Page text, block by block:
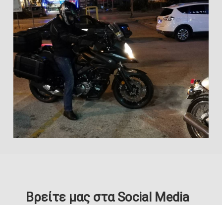
Βρείτε μας στα Social Media